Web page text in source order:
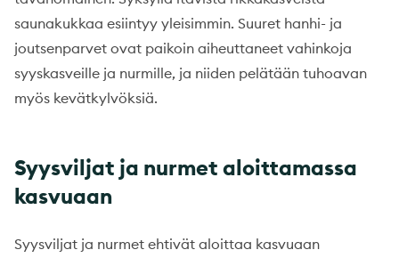
saunakukkaa esiintyy yleisimmin. Suuret hanhi- ja
joutsenparvet ovat paikoin aiheuttaneet vahinkoja
syyskasveille ja nurmille, ja niiden pelätään tuhoavan
myös kevätkylvöksiä.
Syysviljat ja nurmet aloittamassa
kasvuaan
Syysviljat ja nurmet ehtivät aloittaa kasvuaan